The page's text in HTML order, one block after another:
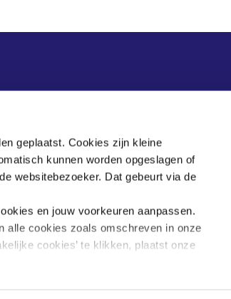
geplaatst. Cookies zijn kleine
kunnen worden opgeslagen of
websitebezoeker. Dat gebeurt via de
en jouw voorkeuren aanpassen.
alle cookies zoals omschreven in onze
cookies’ te klikken, plaatst onze